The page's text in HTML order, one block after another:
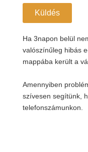
Ha 3napon belül
valószínűleg hibás
mappába került a
Amennyiben
szívesen segítünk,
telefonszámunkon.